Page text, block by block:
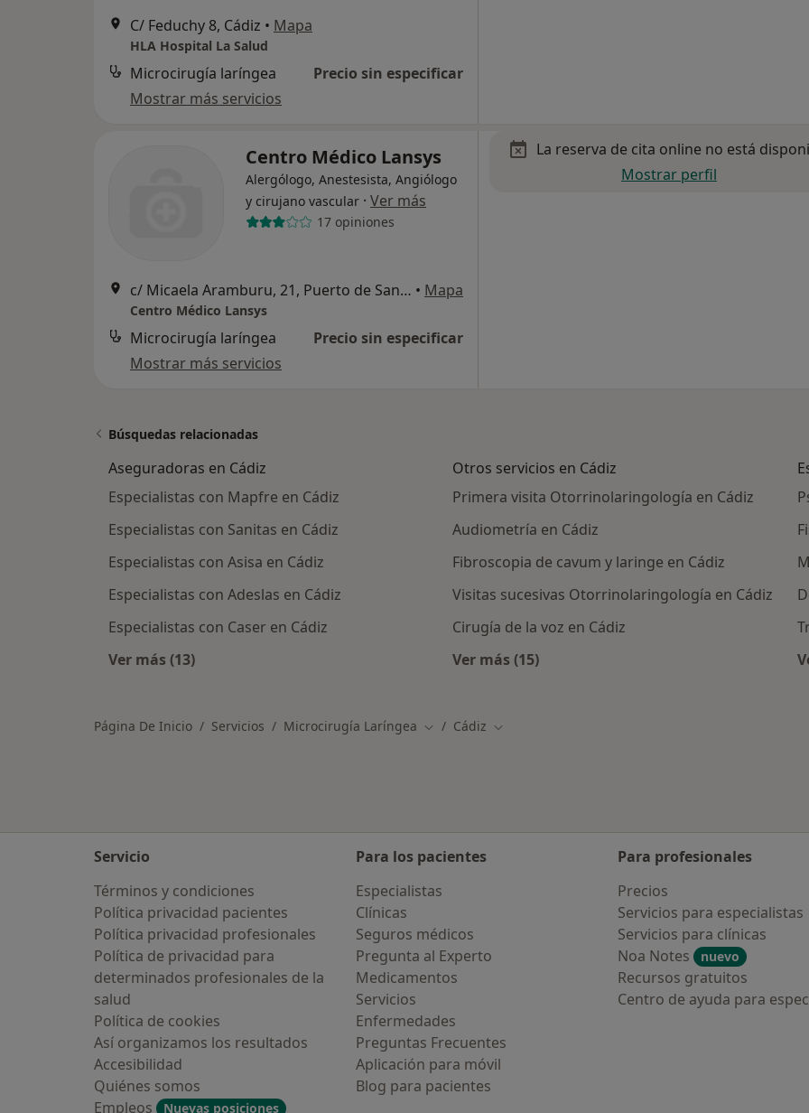
C/ Feduchy 8, Cádiz • Mapa
HLA Hospital La Salud
Microcirugía laríngea
Precio sin especificar
Mostrar más servicios
Centro Médico Lansys
Alergólogo, Anestesista, Angiólogo
y cirujano vascular · Ver más
17 opiniones
c/ Micaela Aramburu, 21, Puerto de Santa Maria, El • Mapa
Centro Médico Lansys
Microcirugía laríngea
Precio sin especificar
Mostrar más servicios
La reserva de cita online no está
Mostrar perfil
Búsquedas relacionadas
Aseguradoras en Cádiz
Especialistas con Mapfre en Cádiz
Especialistas con Sanitas en Cádiz
Especialistas con Asisa en Cádiz
Especialistas con Adeslas en Cádiz
Especialistas con Caser en Cádiz
Ver más (13)
Otros servicios en Cádiz
Primera visita Otorrinolaringología en Cádiz
Audiometría en Cádiz
Fibroscopia de cavum y laringe en Cádiz
Visitas sucesivas Otorrinolaringología en Cádiz
Cirugía de la voz en Cádiz
Ver más (15)
Página De Inicio Servicios Microcirugía Laríngea Cambiar de ciudad
Cádiz Cambiar de ciudad
Servicio
Términos y condiciones
Política privacidad pacientes
Política privacidad profesionales
Política de privacidad para
determinados profesionales de la
salud
Política de cookies
Así organizamos los resultados
Accesibilidad
Quiénes somos
Empleos
Nuevas posiciones
Para los pacientes
Especialistas
Clínicas
Seguros médicos
Pregunta al Experto
Medicamentos
Servicios
Enfermedades
Preguntas Frecuentes
Aplicación para móvil
Blog para pacientes
Para profesionales
Precios
Servicios para especialistas
Servicios para clínicas
Noa Notes
nuevo
Recursos gratuitos
Centro de ayuda para